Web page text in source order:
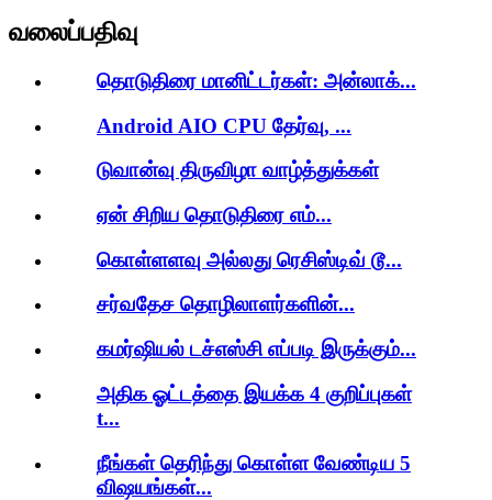
வலைப்பதிவு
தொடுதிரை மானிட்டர்கள்: அன்லாக்...
Android AIO CPU தேர்வு, ...
டுவான்வு திருவிழா வாழ்த்துக்கள்
ஏன் சிறிய தொடுதிரை எம்...
கொள்ளளவு அல்லது ரெசிஸ்டிவ் டூ...
சர்வதேச தொழிலாளர்களின்...
கமர்ஷியல் டச்எஸ்சி எப்படி இருக்கும்...
அதிக ஓட்டத்தை இயக்க 4 குறிப்புகள்
t...
நீங்கள் தெரிந்து கொள்ள வேண்டிய 5
விஷயங்கள்...